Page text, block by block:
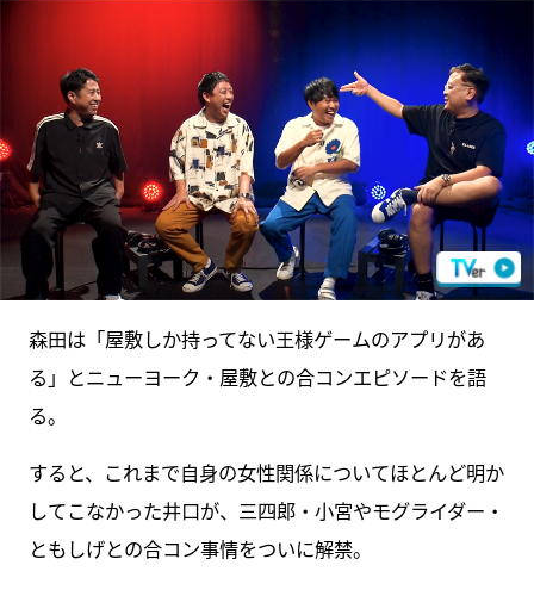
森田は「屋敷しか持ってない王様ゲームのアプリがあ
る」とニューヨーク・屋敷との合コンエピソードを語
る。
すると、これまで自身の女性関係についてほとんど明か
してこなかった井口が、三四郎・小宮やモグライダー・
ともしげとの合コン事情をついに解禁。